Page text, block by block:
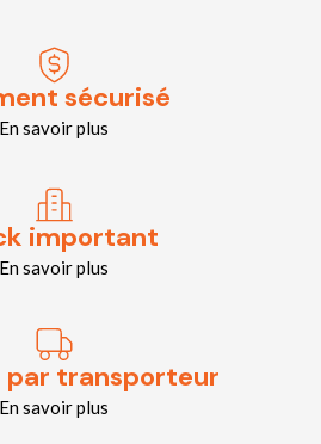
sécurisé
En savoir plus
important
En savoir plus
par transporteur
En savoir plus